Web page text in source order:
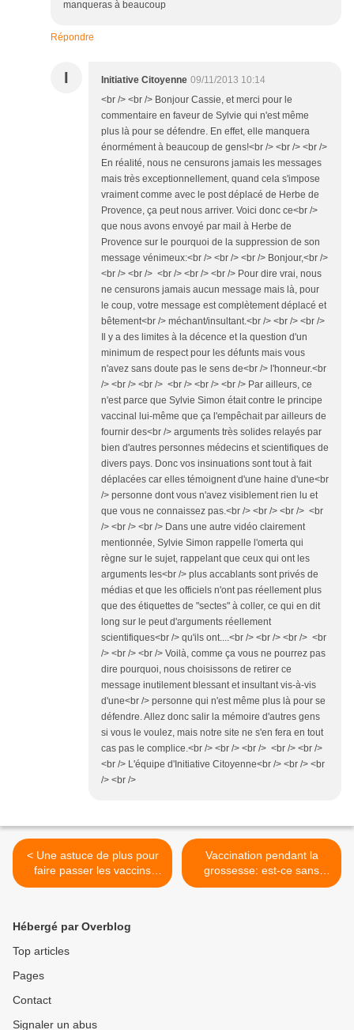
manqueras à beaucoup
Répondre
I Initiative Citoyenne 09/11/2013 10:14
<br /> <br /> Bonjour Cassie, et merci pour le
commentaire en faveur de Sylvie qui n'est même
plus là pour se défendre. En effet, elle manquera
énormément à beaucoup de gens!<br /> <br /> <br />
En réalité, nous ne censurons jamais les messages
mais très exceptionnellement, quand cela s'impose
vraiment comme avec le post déplacé de Herbe de
Provence, ça peut nous arriver. Voici donc ce<br />
que nous avons envoyé par mail à Herbe de
Provence sur le pourquoi de la suppression de son
message vénimeux:<br /> <br /> <br /> Bonjour,<br />
<br /> <br /> <br /> <br /> <br /> Pour dire vrai, nous
ne censurons jamais aucun message mais là, pour
le coup, votre message est complètement déplacé et
bêtement<br /> méchant/insultant.<br /> <br /> <br />
Il y a des limites à la décence et la question d'un
minimum de respect pour les défunts mais vous
n'avez sans doute pas le sens de<br /> l'honneur.<br
/> <br /> <br /> <br /> <br /> <br /> Par ailleurs, ce
n'est parce que Sylvie Simon était contre le principe
vaccinal lui-même que ça l'empêchait par ailleurs de
fournir des<br /> arguments très solides relayés par
bien d'autres personnes médecins et scientifiques de
divers pays. Donc vos insinuations sont tout à fait
déplacées car elles témoignent d'une haine d'une<br
/> personne dont vous n'avez visiblement rien lu et
que vous ne connaissez pas.<br /> <br /> <br /> <br
/> <br /> <br /> Dans une autre vidéo clairement
mentionnée, Sylvie Simon rappelle l'omerta qui
règne sur le sujet, rappelant que ceux qui ont les
arguments les<br /> plus accablants sont privés de
médias et que les officiels n'ont pas réellement plus
que des étiquettes de "sectes" à coller, ce qui en dit
long sur le peut d'arguments réellement
scientifiques<br /> qu'ils ont....<br /> <br /> <br /> <br
/> <br /> <br /> Voilà, comme ça vous ne pourrez pas
dire pourquoi, nous choisissons de retirer ce
message inutilement blessant et insultant vis-à-vis
d'une<br /> personne qui n'est même plus là pour se
défendre. Allez donc salir la mémoire d'autres gens
si vous le voulez, mais notre site ne s'en fera en tout
cas pas le complice.<br /> <br /> <br /> <br /> <br />
<br /> L'équipe d'Initiative Citoyenne<br /> <br /> <br
/> <br />
< Une astuce de plus pour
faire passer les vaccins
pour plus sûrs qu'ils ne sont
Vaccination pendant la
grossesse: est-ce sans
danger ? >
Hébergé par Overblog
Top articles
Pages
Contact
Signaler un abus